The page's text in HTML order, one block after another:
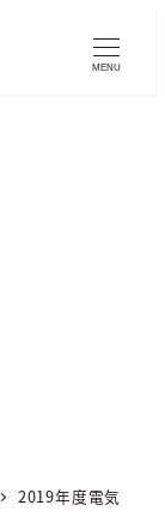
MENU
2019年度電気